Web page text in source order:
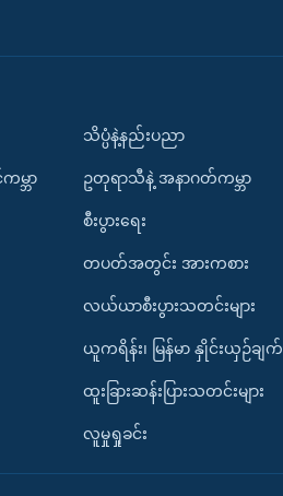
မ္ဘာ
သိပ္ပံနဲ့နည်းပညာ
ဥတုရာသီနဲ့ အနာဂတ်ကမ္ဘာ
စီးပွားရေး
တပတ်အတွင်း အားကစား
လယ်ယာစီးပွားသတင်းများ
ယူကရိန်း၊ မြန်မာ နှိုင်းယှဉ်ချက်
ထူးခြားဆန်းပြားသတင်းများ
လူမှုရှုခင်း